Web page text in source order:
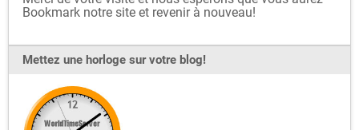
Bookmark notre site et revenir à nouveau!
Mettez une horloge sur votre blog!